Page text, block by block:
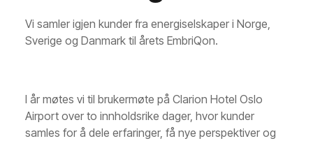
Vi samler igjen kunder fra energiselskaper i Norge,
Sverige og Danmark til årets EmbriQon.
I år møtes vi til brukermøte på Clarion Hotel Oslo
Airport over to innholdsrike dager, hvor kunder
samles for å dele erfaringer, få nye perspektiver og